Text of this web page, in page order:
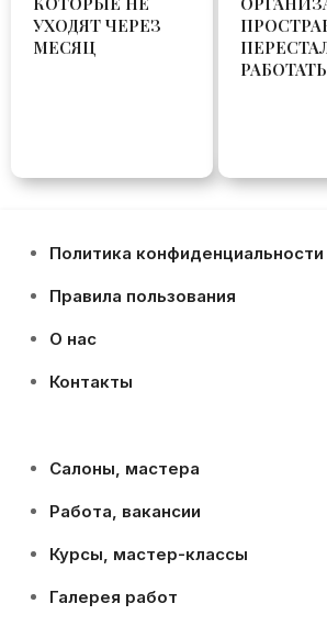
УХОДЯТ ЧЕРЕЗ
МЕСЯЦ
РАБОТАТЬ
Политика конфиденциальности
Правила пользования
О нас
Контакты
Салоны, мастера
Работа, вакансии
Курсы, мастер-классы
Галерея работ